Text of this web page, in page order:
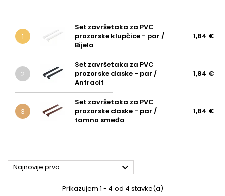
1
Set završetaka za PVC
prozorske klupčice - par /
Bijela
1,84 €
2
Set završetaka za PVC
prozorske daske - par /
Antracit
1,84 €
3
Set završetaka za PVC
prozorske daske - par /
tamno smeđa
1,84 €
Najnovije prvo 
Prikazujem 1 - 4 od 4 stavke(a)